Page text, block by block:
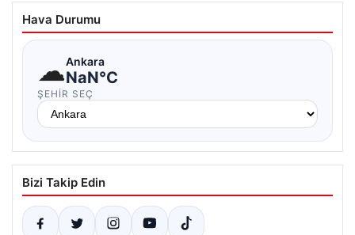
Hava Durumu
☁Ankara
NaN°C
ŞEHIR SEÇ
Bizi Takip Edin